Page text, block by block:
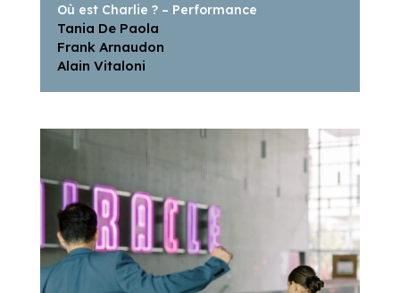
Où est Charlie ? – Performance
Tania De Paola
Frank Arnaudon
Alain Vitaloni